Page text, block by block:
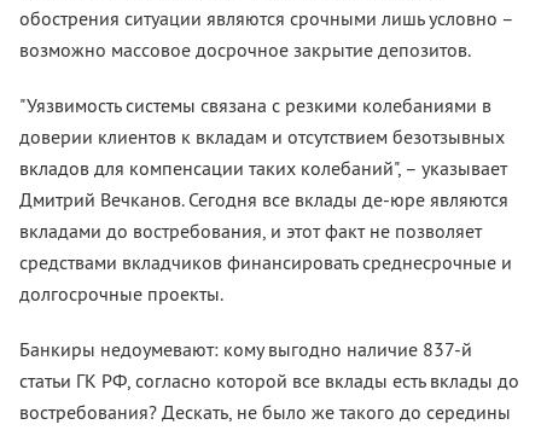
обострения ситуации являются срочными лишь условно –
возможно массовое досрочное закрытие депозитов.
"Уязвимость системы связана с резкими колебаниями в
доверии клиентов к вкладам и отсутствием безотзывных
вкладов для компенсации таких колебаний", – указывает
Дмитрий Вечканов. Сегодня все вклады де-юре являются
вкладами до востребования, и этот факт не позволяет
средствами вкладчиков финансировать среднесрочные и
долгосрочные проекты.
Банкиры недоумевают: кому выгодно наличие 837-й
статьи ГК РФ, согласно которой все вклады есть вклады до
востребования? Дескать, не было же такого до середины